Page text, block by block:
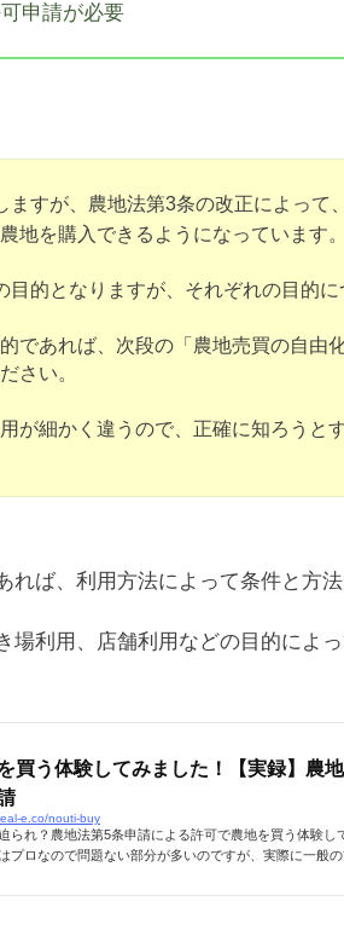
申請が必要
すが、農地法第3条の改正によって
地を購入できるようになっています。
目的となりますが、それぞれの目的に
であれば、次段の「農地売買の自由
さい。
が細かく違うので、正確に知ろうと
れば、利用方法によって条件と方法
場利用、店舗利用などの目的によっ
買う体験してみました！【実録】農
e.co/nouti-buy
られ？農地法第5条申請による許可で農地を買う体験し
プロなので問題ない部分が多いのですが、実際に一般の
験しました。その方法は？地積：880㎡地目：田都市計